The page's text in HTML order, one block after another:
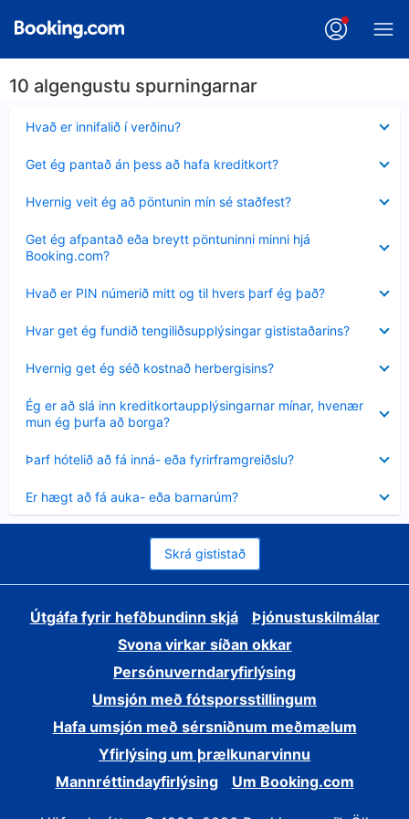
10 algengustu spurningarnar
Hvað er innifalið í verðinu?
sýnt
Get ég pantað án þess að hafa kreditkort?
sýnt
Hvernig veit ég að pöntunin mín sé staðfest?
sýnt
Get ég afpantað eða breytt pöntuninni minni hjá
Booking.com?
sýnt
Hvað er PIN númerið mitt og til hvers þarf ég það?
sýnt
Hvar get ég fundið tengiliðsupplýsingar gististaðarins?
sýnt
Hvernig get ég séð kostnað herbergisins?
sýnt
Ég er að slá inn kreditkortaupplýsingarnar mínar, hvenær
mun ég þurfa að borga?
Minna
sýnt
Þarf hótelið að fá inná- eða fyrirframgreiðslu?
sýnt
Er hægt að fá auka- eða barnarúm?
sýnt
Skrá gististað
Útgáfa fyrir hefðbundinn skjá
Þjónustuskilmálar
Svona virkar síðan okkar
Persónuverndaryfirlýsing
Umsjón með fótsporsstillingum
Hafa umsjón með sérsniðnum meðmælum
Yfirlýsing um þrælkunarvinnu
Mannréttindayfirlýsing
Um Booking.com